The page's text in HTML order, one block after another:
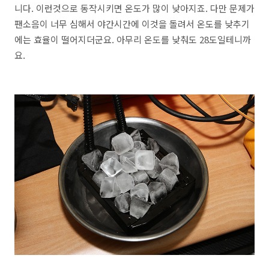
니다. 이런것으로 동작시키면 온도가 많이 낮아지죠. 다만 문제가
팬소음이 너무 심해서 야간시간에 이것을 돌려서 온도를 낮추기
에는 효율이 떨어지더군요. 아무리 온도를 낮춰도 28도일테니까
요.